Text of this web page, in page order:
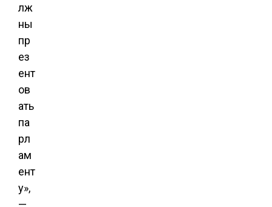
лж
ны
пр
ез
ент
ов
ать
па
рл
ам
ент
у»,
—